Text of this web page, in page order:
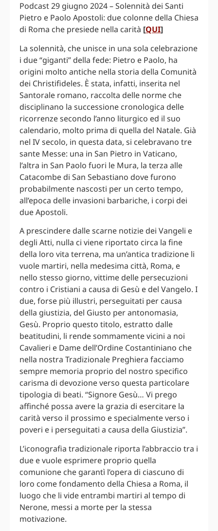
Podcast 29 giugno 2024 – Solennità dei Santi
Pietro e Paolo Apostoli: due colonne della Chiesa
di Roma che presiede nella carità [QUI]
La solennità, che unisce in una sola celebrazione
i due “giganti” della fede: Pietro e Paolo, ha
origini molto antiche nella storia della Comunità
dei Christifideles. È stata, infatti, inserita nel
Santorale romano, raccolta delle norme che
disciplinano la successione cronologica delle
ricorrenze secondo l’anno liturgico ed il suo
calendario, molto prima di quella del Natale. Già
nel IV secolo, in questa data, si celebravano tre
sante Messe: una in San Pietro in Vaticano,
l’altra in San Paolo fuori le Mura, la terza alle
Catacombe di San Sebastiano dove furono
probabilmente nascosti per un certo tempo,
all’epoca delle invasioni barbariche, i corpi dei
due Apostoli.
A prescindere dalle scarne notizie dei Vangeli e
degli Atti, nulla ci viene riportato circa la fine
della loro vita terrena, ma un’antica tradizione li
vuole martiri, nella medesima città, Roma, e
nello stesso giorno, vittime delle persecuzioni
contro i Cristiani a causa di Gesù e del Vangelo. I
due, forse più illustri, perseguitati per causa
della giustizia, del Giusto per antonomasia,
Gesù. Proprio questo titolo, estratto dalle
beatitudini, li rende sommamente vicini a noi
Cavalieri e Dame dell’Ordine Costantiniano che
nella nostra Tradizionale Preghiera facciamo
sempre memoria proprio del nostro specifico
carisma di devozione verso questa particolare
tipologia di beati. “Signore Gesù… Vi prego
affinché possa avere la grazia di esercitare la
carità verso il prossimo e specialmente verso i
poveri e i perseguitati a causa della Giustizia”.
L’iconografia tradizionale riporta l’abbraccio tra i
due e vuole esprimere proprio quella
comunione che garantì l’opera di ciascuno di
loro come fondamento della Chiesa a Roma, il
luogo che li vide entrambi martiri al tempo di
Nerone, messi a morte per la stessa
motivazione.